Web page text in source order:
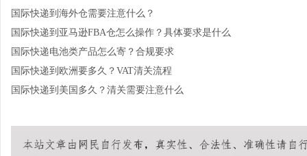
国际快递到海外仓需要注意什么？
国际快递到亚马逊FBA仓怎么操作？具体要求是什么
国际快递电池类产品怎么寄？合规要求
国际快递到欧洲要多久？VAT清关流程
国际快递到美国多久？清关需要注意什么